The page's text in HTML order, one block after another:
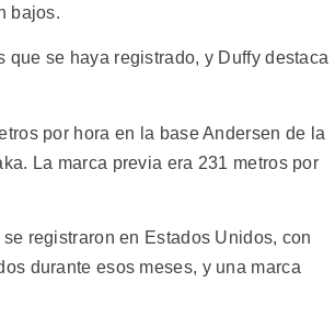
bajos.
se haya registrado, y Duffy destaca
por hora en la base Andersen de la
La marca previa era 231 metros por
registraron en Estados Unidos, con
durante esos meses, y una marca